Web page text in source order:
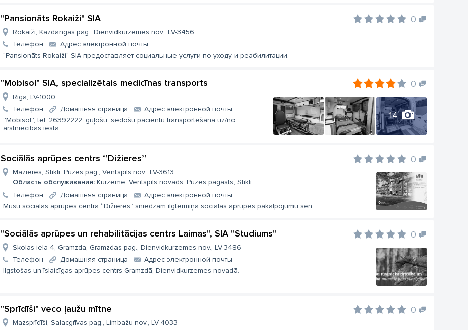
"Pansionāts Rokaiži" SIA 0
Rokaiži, Kazdangas pag., Dienvidkurzemes nov., LV-3456
Телефон
Aдрес электронной почты
"Pansionāts Rokaiži" SIA предоставляет социальные услуги по уходу и реабилитации.
"Mobisol" SIA, specializētais medicīnas transports 0
14
Rīga, LV-1000
Телефон
Домашняя страница
Aдрес электронной почты
''Mobisol'', tel. 26392222, guļošu, sēdošu pacientu transportēšana uz/no
ārstniecības iestā...
Sociālās aprūpes centrs ‘’Dižieres’’ 0
Mazieres, Stikli, Puzes pag., Ventspils nov., LV-3613
Область обслуживания: Kurzeme, Ventspils novads, Puzes pagasts, Stikli
Телефон
Домашняя страница
Aдрес электронной почты
Mūsu sociālās aprūpes centrā “Dižieres” sniedzam ilgtermiņa sociālās aprūpes pakalpojumu sen...
"Sociālās aprūpes un rehabilitācijas centrs Laimas", SIA "Studiums" 0
Skolas iela 4, Gramzda, Gramzdas pag., Dienvidkurzemes nov., LV-3486
Телефон
Домашняя страница
Aдрес электронной почты
Ilgstošas un īslaicīgas aprūpes centrs Gramzdā, Dienvidkurzemes novadā.
"Sprīdīši" veco ļaužu mītne 0
Mazsprīdīši, Salacgrīvas pag., Limbažu nov., LV-4033